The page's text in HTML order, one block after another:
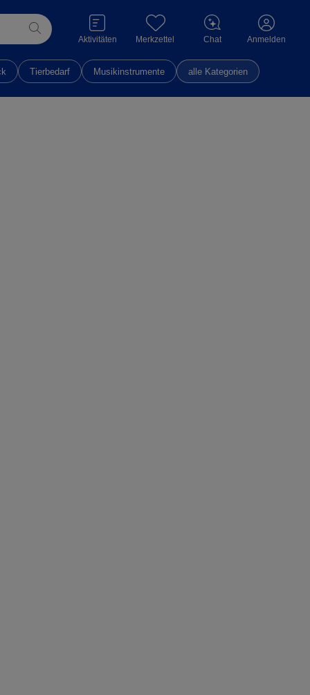
Aktivitäten Merkzettel Chat Anmelden
Tierbedarf Musikinstrumente alle Kategorien